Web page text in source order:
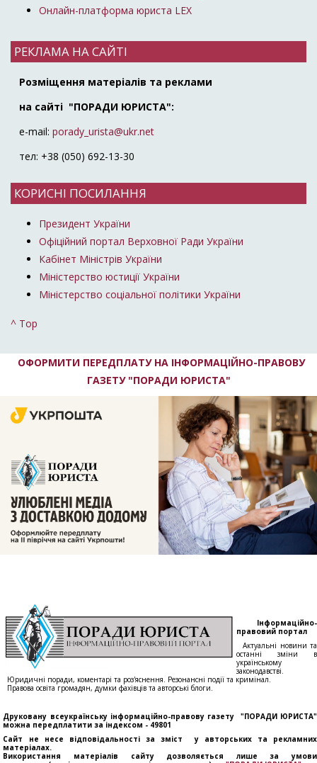
Онлайн-платформа юриста LEX
РЕКЛАМА НА САЙТІ
Розміщення матеріалів та реклами
на сайті "ПОРАДИ ЮРИСТА":
e-mail: porady_urista@ukr.net
тел: +38 (050) 692-13-30
КОРИСНІ ПОСИЛАННЯ
Президент України
Офіційний портал Верховної Ради України
Кабінет Міністрів України
Міністерство юстиції України
Міністерство соціальної політики України
^ Top
ОФОРМИТИ ПЕРЕДПЛАТУ НА ІНФОРМАЦІЙНО-ПРАВОВУ
ГАЗЕТУ "ПОРАДИ ЮРИСТА"
Інформаційно-
правовий портал
Актуальні новини та
останні зміни в
українському
законодавстві.
Юридичні поради, коментарі та роз'яснення. Резонансні події та кримінал.
Правова освіта громадян, думки фахівців та авторські блоги.
Друковану всеукраїнську інформаційно-правову газету "ПОРАДИ ЮРИСТА"
можна передплатити за індексом - 49801
Сайт не несе відповідальності за зміст у авторських та рекламних
матеріалах.
Використання матеріалів сайту дозволяється лише за умови